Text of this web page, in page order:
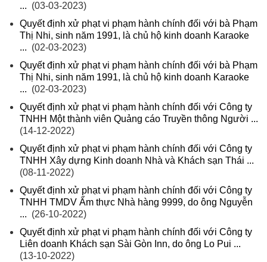
... (03-03-2023)
Quyết định xử phạt vi phạm hành chính đối với bà Phạm
Thị Nhi, sinh năm 1991, là chủ hộ kinh doanh Karaoke
... (02-03-2023)
Quyết định xử phạt vi phạm hành chính đối với bà Phạm
Thị Nhi, sinh năm 1991, là chủ hộ kinh doanh Karaoke
... (02-03-2023)
Quyết định xử phạt vi phạm hành chính đối với Công ty
TNHH Một thành viên Quảng cáo Truyền thông Người ...
(14-12-2022)
Quyết định xử phạt vi phạm hành chính đối với Công ty
TNHH Xây dựng Kinh doanh Nhà và Khách sạn Thái ...
(08-11-2022)
Quyết định xử phạt vi phạm hành chính đối với Công ty
TNHH TMDV Ẩm thực Nhà hàng 9999, do ông Nguyễn
... (26-10-2022)
Quyết định xử phạt vi phạm hành chính đối với Công ty
Liên doanh Khách sạn Sài Gòn Inn, do ông Lo Pui ...
(13-10-2022)